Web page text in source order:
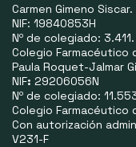
Carmen Gimeno Siscar.
NIF: 19840853H
Nº de colegiado: 3.411.
Colegio Farmacéutico
Paula Roquet-Jalmar
NIF: 29206056N
Nº de colegiado:
Colegio Farmacéutico
Con autorización
V231-F